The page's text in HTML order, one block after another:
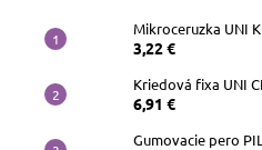
Mikroceruzka UNI
3,22 €
Kriedová fixa UNI
6,91 €
Gumovacie pero